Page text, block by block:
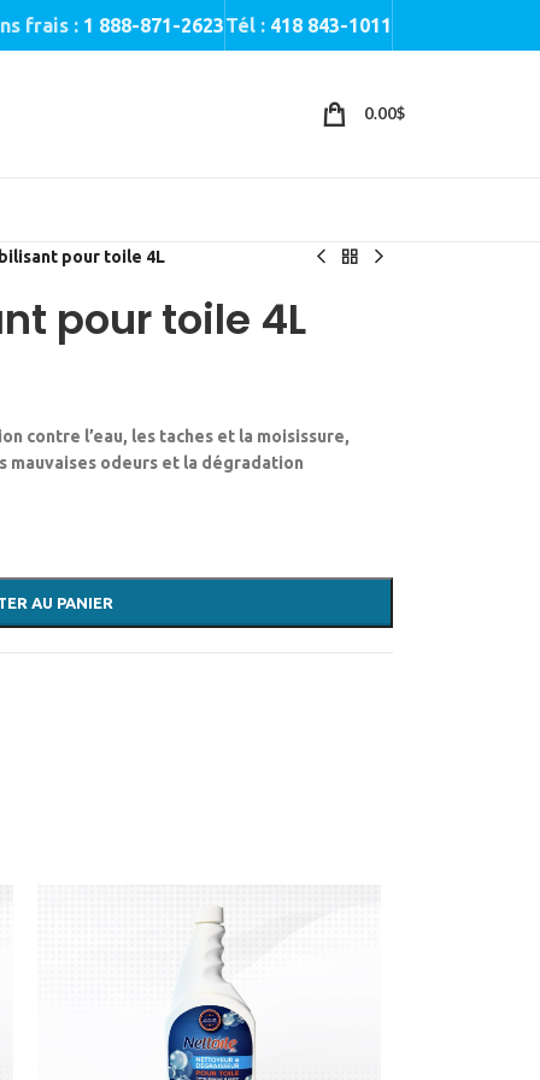
frais : 1 888-871-2623Tél : 418 843-1011
0.00$
pour toile 4L
pour toile 4L
contre l’eau, les taches et la moisissure,
odeurs et la dégradation
AU PANIER